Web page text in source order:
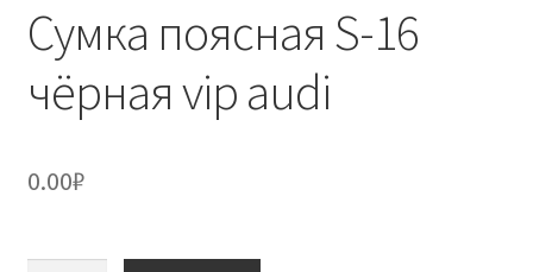
Сумка поясная S-16
чёрная vip audi
0.00₽